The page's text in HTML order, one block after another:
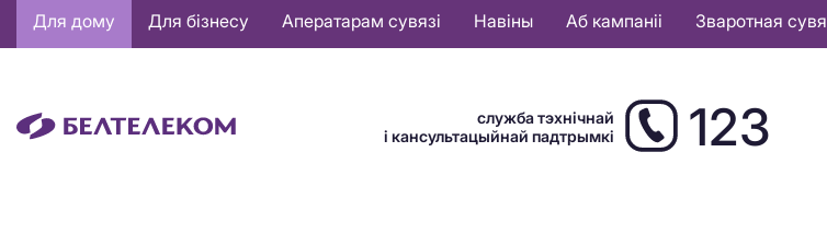
Основная
навигация
Для дому Для бізнесу Аператарам сувязі Навіны Аб кампаніі Зваротная
служба тэхнічнай
і кансультацыйнай падтрымкі
123